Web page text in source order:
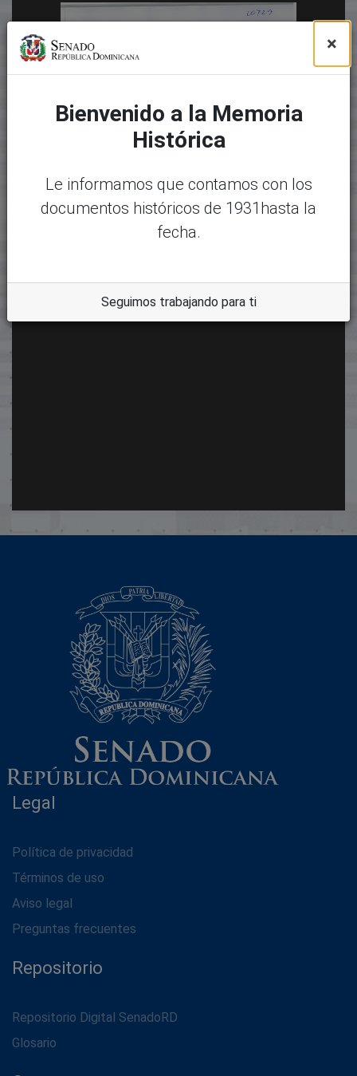
Legal
Política de privacidad
Términos de uso
Aviso legal
Preguntas frecuentes
Repositorio
Repositorio Digital SenadoRD
Glosario
×
Bienvenido a la Memoria
Histórica
Le informamos que contamos con los
documentos históricos de 1931hasta la
fecha.
Seguimos trabajando para ti